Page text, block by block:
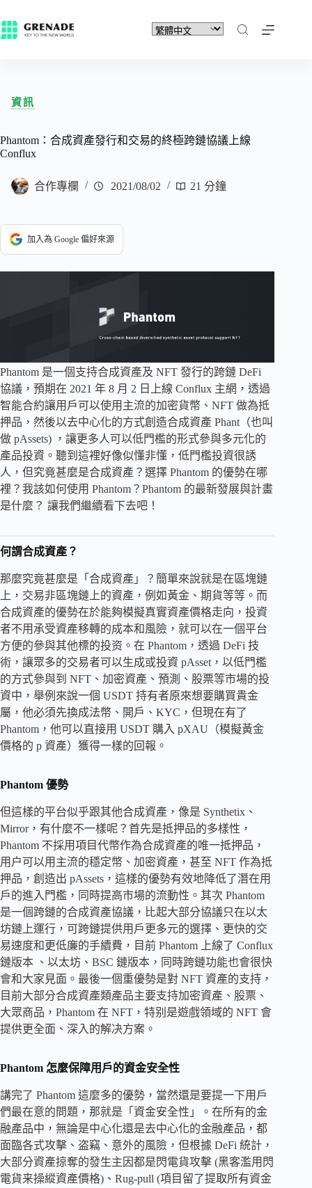
資訊
Phantom：合成資產發行和交易的終極跨鏈協議上線
Conflux
合作專欄 2021/08/02 21 分鐘
加入為 Google 偏好來源
Phantom 是一個支持合成資產及 NFT 發行的跨鏈 DeFi
協議，預期在 2021 年 8 月 2 日上線 Conflux 主網，透過
智能合約讓用戶可以使用主流的加密貨幣、NFT 做為抵
押品，然後以去中心化的方式創造合成資產 Phant（也叫
做 pAssets) ，讓更多人可以低門檻的形式參與多元化的
產品投資。聽到這裡好像似懂非懂，低門檻投資很誘
人，但究竟甚麼是合成資產？選擇 Phantom 的優勢在哪
裡？我該如何使用 Phantom？Phantom 的最新發展與計畫
是什麼？ 讓我們繼續看下去吧！
何謂合成資產？
那麼究竟甚麼是「合成資產」？簡單來說就是在區塊鏈
上，交易非區塊鏈上的資產，例如黃金、期貨等等。而
合成資產的優勢在於能夠模擬真實資產價格走向，投資
者不用承受資產移轉的成本和風險，就可以在一個平台
方便的參與其他標的投资。在 Phantom，透過 DeFi 技
術，讓眾多的交易者可以生成或投資 pAsset，以低門檻
的方式參與到 NFT、加密資產、預測、股票等市場的投
資中，舉例來說一個 USDT 持有者原來想要購買貴金
屬，他必須先換成法幣、開戶、KYC，但現在有了
Phantom，他可以直接用 USDT 購入 pXAU（模擬黃金
價格的 p 資產）獲得一樣的回報。
Phantom 優勢
但這樣的平台似乎跟其他合成資產，像是 Synthetix、
Mirror，有什麼不一樣呢？首先是抵押品的多樣性，
Phantom 不採用項目代幣作為合成資產的唯一抵押品，
用户可以用主流的穩定幣、加密資產，甚至 NFT 作為抵
押品，創造出 pAssets，這樣的優勢有效地降低了潛在用
戶的進入門檻，同時提高市場的流動性。其次 Phantom
是一個跨鏈的合成資產協議，比起大部分協議只在以太
坊鏈上運行，可跨鏈提供用戶更多元的選擇、更快的交
易速度和更低廉的手續費，目前 Phantom 上線了 Conflux
鏈版本 、以太坊、BSC 鏈版本，同時跨鏈功能也會很快
會和大家見面。最後一個重優勢是對 NFT 資產的支持，
目前大部分合成資產類產品主要支持加密資產、股票、
大眾商品，Phantom 在 NFT，特别是遊戲領域的 NFT 會
提供更全面、深入的解决方案。
Phantom 怎麼保障用戶的資金安全性
講完了 Phantom 這麼多的優勢，當然還是要提一下用戶
們最在意的問題，那就是「資金安全性」。在所有的金
融產品中，無論是中心化還是去中心化的金融產品，都
面臨各式攻擊、盗竊、意外的風險，但根據 DeFi 統計，
大部分資產掠奪的發生主因都是閃電貨攻擊 (黑客濫用閃
電貨来操縱資產價格)、Rug-pull (項目留了提取所有資金